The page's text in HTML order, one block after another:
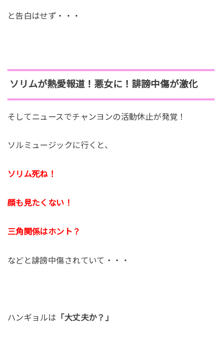
と告白はせず・・・
ソリムが熱愛報道！悪女に！誹謗中傷が激化
そしてニュースでチャンヨンの活動休止が発覚！
ソルミュージックに行くと、
ソリム死ね！
顔も見たくない！
三角関係はホント？
などと誹謗中傷されていて・・・
ハンギョルは 「大丈夫か？」